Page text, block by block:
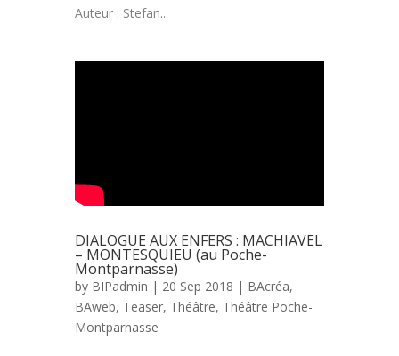
Auteur : Stefan...
DIALOGUE AUX ENFERS : MACHIAVEL
– MONTESQUIEU (au Poche-
Montparnasse)
by BIPadmin | 20 Sep 2018 | BAcréa,
BAweb, Teaser, Théâtre, Théâtre Poche-
Montparnasse